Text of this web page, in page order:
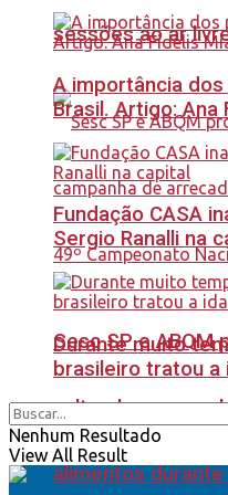
sessões ao ar
Sesc SP e ABQM
cultural e
alimentos
A importância
Brasil. Artigo: Ana
Fundação CASA
Sergio Ranalli na
Durante muito
brasileiro tratou
Nenhum Resultado
View All Result